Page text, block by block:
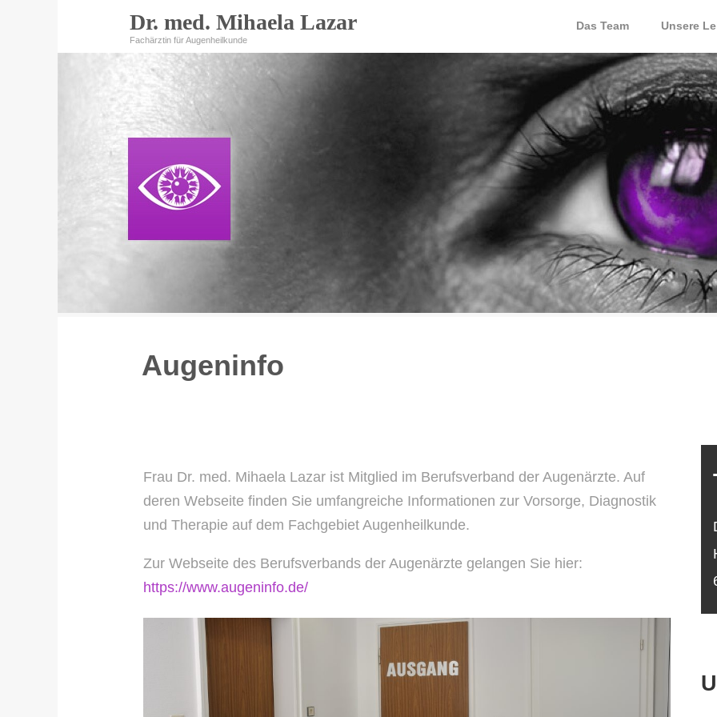
Dr. med. Mihaela Lazar
Fachärztin für Augenheilkunde
Das Team Unsere
Augeninfo
Frau Dr. med. Mihaela Lazar ist Mitglied im Berufsverband der Augenärzte. Auf
deren Webseite finden Sie umfangreiche Informationen zur Vorsorge, Diagnostik
und Therapie auf dem Fachgebiet Augenheilkunde.
Zur Webseite des Berufsverbands der Augenärzte gelangen Sie hier:
https://www.augeninfo.de/